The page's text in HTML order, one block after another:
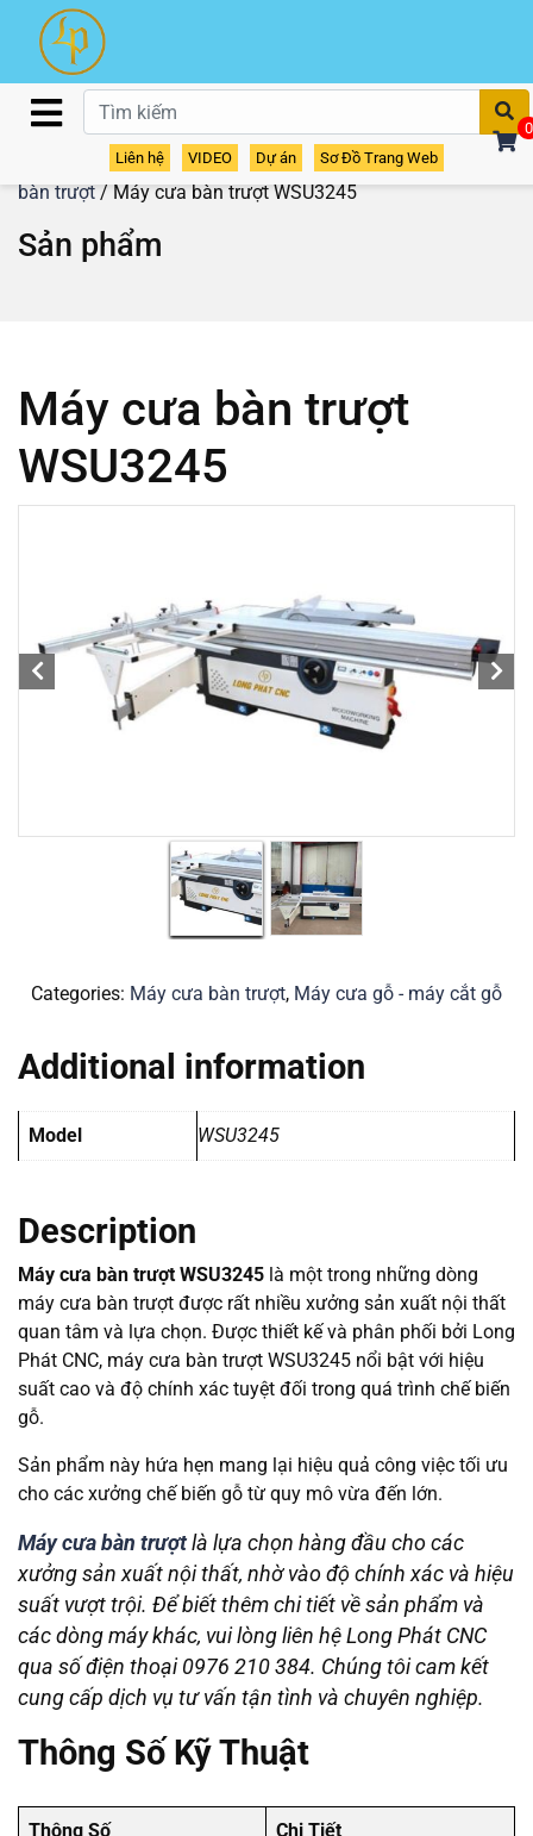
Liên hệ VIDEO Dự án Sơ Đồ Trang Web
0
Sản phẩm /Máy cưa gỗ - máy cắt gỗ/Máy cưa
bàn trượt/ Máy cưa bàn trượt WSU3245
Sản phẩm
Máy cưa bàn trượt
WSU3245
Categories: Máy cưa bàn trượt, Máy cưa gỗ - máy cắt gỗ
Description
Máy cưa bàn trượt WSU3245 là một trong những dòng
máy cưa bàn trượt được rất nhiều xưởng sản xuất nội thất
quan tâm và lựa chọn. Được thiết kế và phân phối bởi Long
Phát CNC, máy cưa bàn trượt WSU3245 nổi bật với hiệu
suất cao và độ chính xác tuyệt đối trong quá trình chế biến
gỗ.
Sản phẩm này hứa hẹn mang lại hiệu quả công việc tối ưu
cho các xưởng chế biến gỗ từ quy mô vừa đến lớn.
Máy cưa bàn trượtlà lựa chọn hàng đầu cho các
xưởng sản xuất nội thất, nhờ vào độ chính xác và hiệu
suất vượt trội. Để biết thêm chi tiết về sản phẩm và
các dòng máy khác, vui lòng liên hệ Long Phát CNC
qua số điện thoại 0976 210 384. Chúng tôi cam kết
cung cấp dịch vụ tư vấn tận tình và chuyên nghiệp.
Thông Số Kỹ Thuật
Thông Số Chi Tiết
Additional information
Model WSU3245